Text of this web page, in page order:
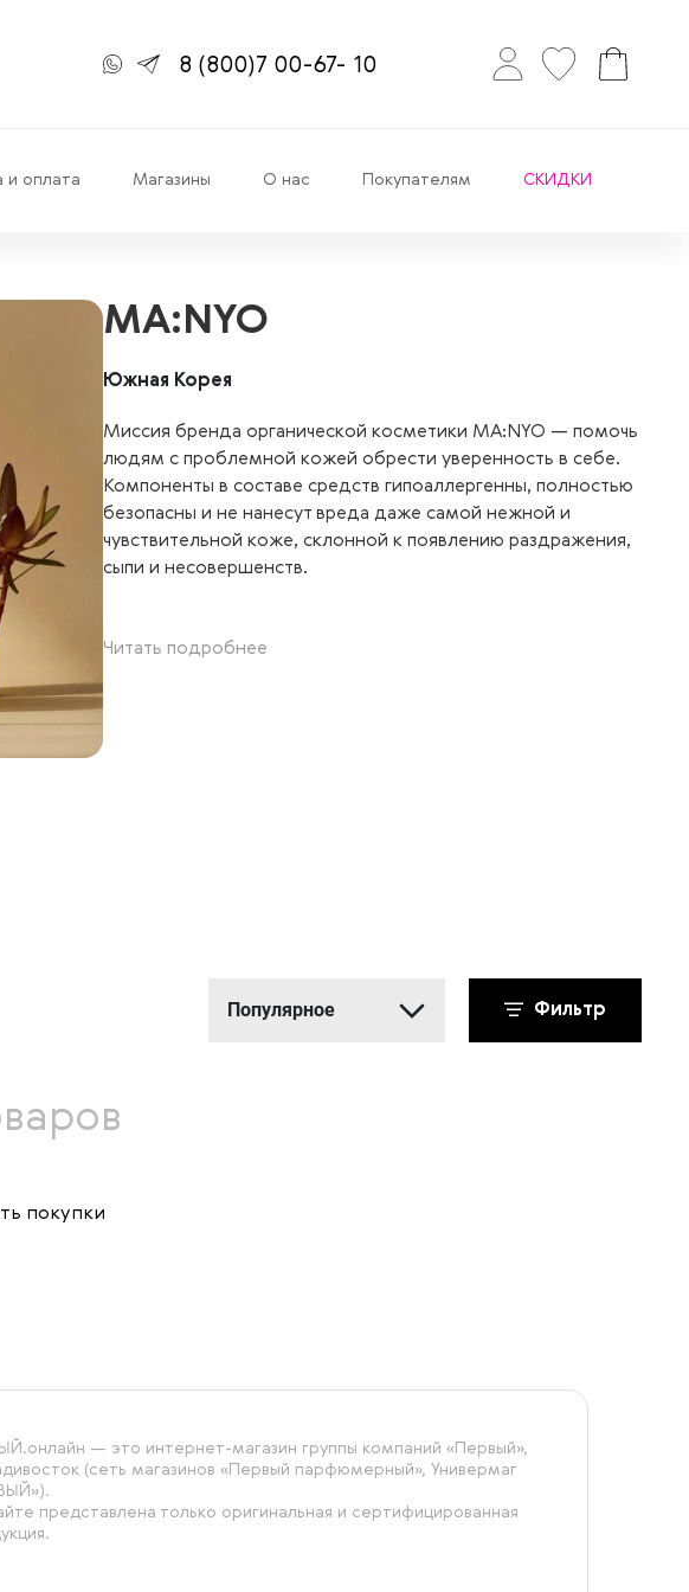
8(800)7 00-67- 10
и оплата Магазины О нас Покупателям СКИДКИ
MA:NYO
Южная Корея
Миссия бренда органической косметики MA:NYO — помочь
людям с проблемной кожей обрести уверенность в себе.
Компоненты в составе средств гипоаллергенны, полностью
безопасны и не нанесут вреда даже самой нежной и
чувствительной коже, склонной к появлению раздражения,
сыпи и несовершенств.
Читать подробнее
Популярное Фильтр
покупки
— это интернет-магазин группы компаний «‎Первый»,
(сеть магазинов «Первый парфюмерный», Универмаг
представлена только оригинальная и сертифицированная